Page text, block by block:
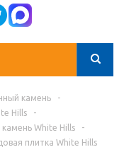
камень
-
Hills
-
White Hills
-
плитка White Hills